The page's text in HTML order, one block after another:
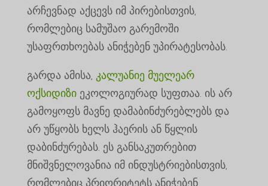
არჩევნად აქცევს იმ პირებისთვის,
რომლებიც სამუშაო გარემოში
უსაფრთხოებას ანიჭებენ უპირატესობას.
გარდა ამისა, კალუანიე მუელეარ
ოქსიდიზიეკოლოგიურად სუფთაა. ის არ
გამოყოფს მავნე დამაბინძურებლებს და
არ უწყობს ხელს ჰაერის ან წყლის
დაბინძურებას. ეს განსაკუთრებით
მნიშვნელოვანია იმ ინდუსტრიებისთვის,
რომლებიც პრიორიტეტს ანიჭებენ